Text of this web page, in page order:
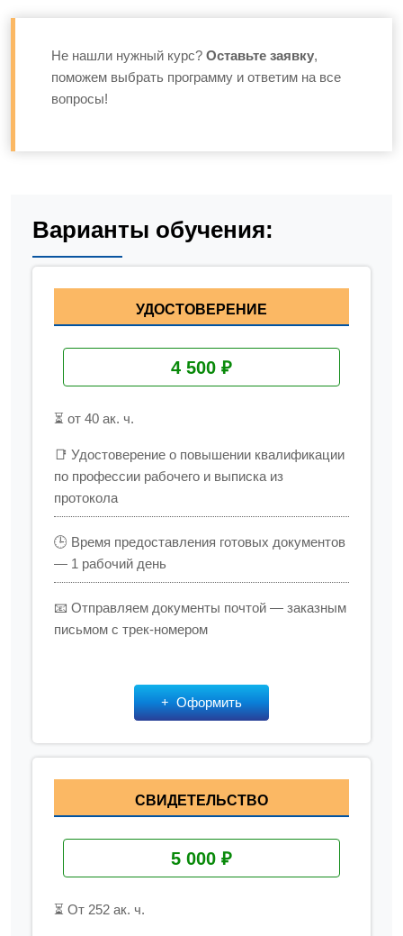
Не нашли нужный курс? Оставьте заявку,
поможем выбрать программу и ответим на все
вопросы!
Варианты обучения:
УДОСТОВЕРЕНИЕ
4 500 ₽
⏳ от 40 ак. ч.
📑 Удостоверение о повышении квалификации
по профессии рабочего и выписка из
протокола
🕒 Время предоставления готовых документов
— 1 рабочий день
📧 Отправляем документы почтой — заказным
письмом с трек-номером
Оформить
СВИДЕТЕЛЬСТВО
5 000 ₽
⏳ От 252 ак. ч.